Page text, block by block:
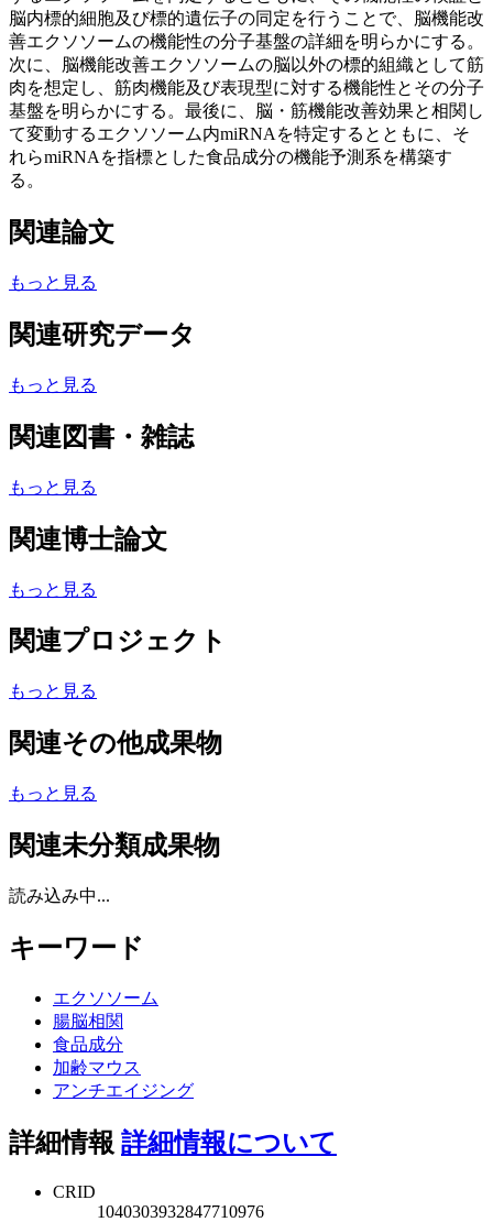
脳内標的細胞及び標的遺伝子の同定を行うことで、脳機能改
善エクソソームの機能性の分子基盤の詳細を明らかにする。
次に、脳機能改善エクソソームの脳以外の標的組織として筋
肉を想定し、筋肉機能及び表現型に対する機能性とその分子
基盤を明らかにする。最後に、脳・筋機能改善効果と相関し
て変動するエクソソーム内miRNAを特定するとともに、そ
れらmiRNAを指標とした食品成分の機能予測系を構築す
る。
関連論文
もっと見る
関連研究データ
もっと見る
関連図書・雑誌
もっと見る
関連博士論文
もっと見る
関連プロジェクト
もっと見る
関連その他成果物
もっと見る
関連未分類成果物
読み込み中...
キーワード
エクソソーム
腸脳相関
食品成分
加齢マウス
アンチエイジング
詳細情報 詳細情報について
CRID
1040303932847710976